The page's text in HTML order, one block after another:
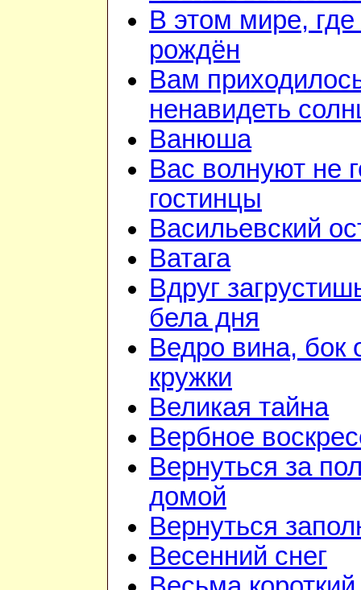
В этом мире,
рождён
Вам
ненавидеть
Ванюша
Вас волнуют не
гостинцы
Васильевский
Ватага
Вдруг
бела дня
Ведро вина, бок
кружки
Великая тайна
Вербное
Вернуться за
домой
Вернуться
Весенний снег